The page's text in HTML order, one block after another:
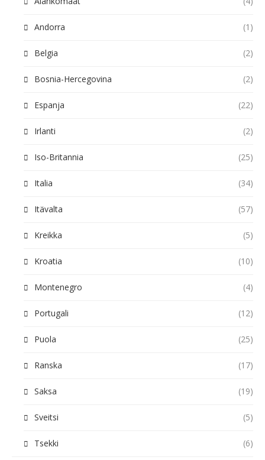
Andorra (1)
Belgia (2)
Bosnia-Hercegovina (2)
Espanja (22)
Irlanti (2)
Iso-Britannia (25)
Italia (34)
Itävalta (57)
Kreikka (5)
Kroatia (10)
Montenegro (4)
Portugali (12)
Puola (25)
Ranska (17)
Saksa (19)
Sveitsi (5)
Tsekki (6)